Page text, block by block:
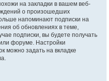
на закладки в вашем веб-
о произошедших
напоминают подписки на
об обновлениях в теме,
подписки, вы будете получать
форуме. Настройки
можно задать на вкладке